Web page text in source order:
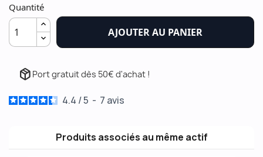
Quantité
AJOUTER AU PANIER
package_2 Port gratuit dès 50€ d'achat !
4.4 /5 - 7 avis
Produits associés au même actif